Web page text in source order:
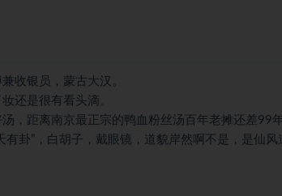
收银员，蒙古大汉。
还是很有看头滴。
，距离南京最正宗的鸭血粉丝汤百年老摊还差99年
卦”，白胡子，戴眼镜，道貌岸然啊不是，是仙风